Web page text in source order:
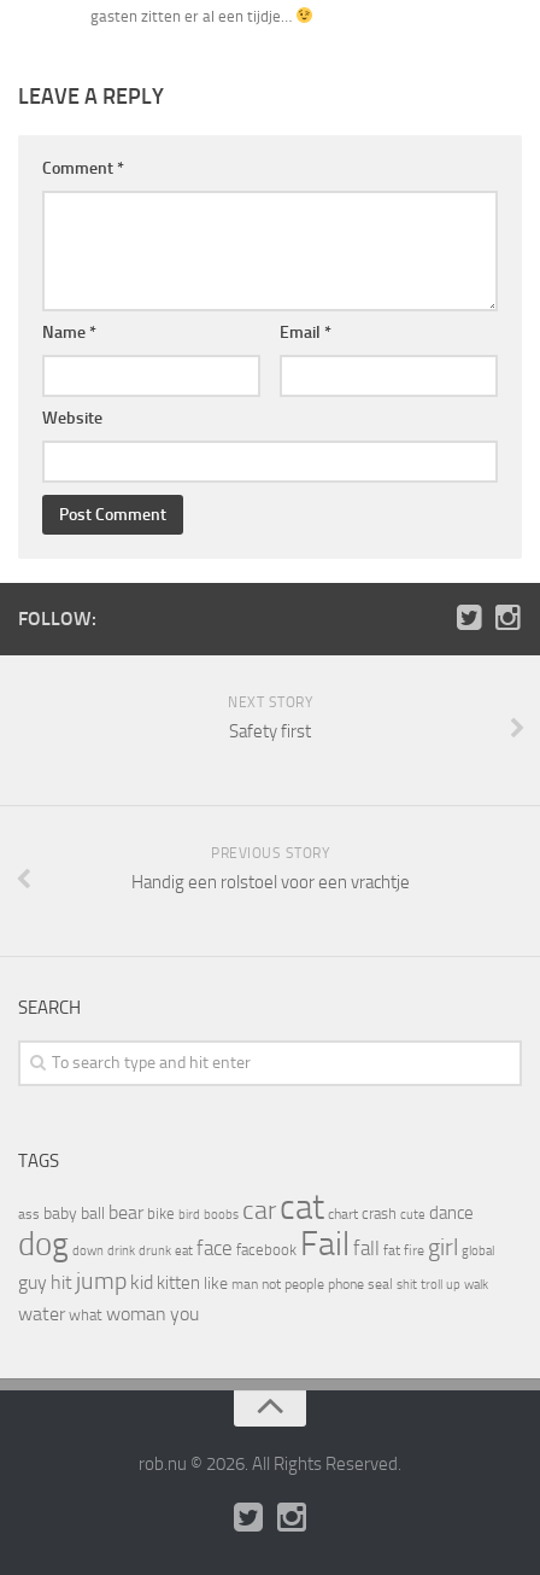
gasten zitten er al een tijdje…
LEAVE A REPLY
Comment *
Name * Email *
Website
FOLLOW:
NEXT STORY
Safety first
PREVIOUS STORY
Handig een rolstoel voor een vrachtje
SEARCH
TAGS
ass baby ball bear bike bird boobs carcat chart crash cute dance
dog down drink drunk eat face facebook Fail fall fat fire girl global
guy hit jump kid kitten like man not people phone seal shit troll up walk
water what woman you
rob.nu © 2026. All Rights Reserved.